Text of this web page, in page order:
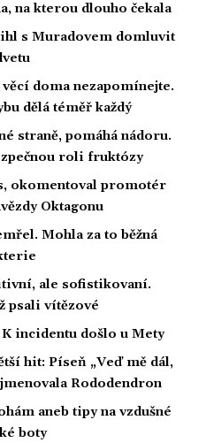
na kterou dlouho čekala
s Muradovem domluvit
doma nezapomínejte.
dělá téměř každý
straně, pomáhá nádoru.
roli fruktózy
okomentoval promotér
Oktagonu
Mohla za to běžná
ale sofistikovaní.
vítězové
incidentu došlo u Mety
hit: Píseň „Veď mě dál,
Rododendron
aneb tipy na vzdušné
boty